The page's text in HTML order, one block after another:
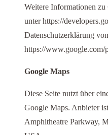
Weitere Informationen
unter https://
Datenschutzerklärung
https://www.google.com/
Google Maps
Diese Seite nutzt über
Google Maps. Anbieter
Amphitheatre Parkway,